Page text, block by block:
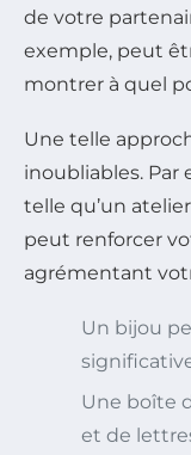
de votre
exemple, peut
montrer à quel
Une telle
inoubliables.
telle qu’un
peut renforcer
agrémentant
Un bijou
Une boîte
et de